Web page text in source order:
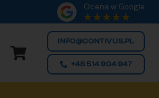
Ocena w Google
INFO@CONTIVUS.PL
+48 514 904 947